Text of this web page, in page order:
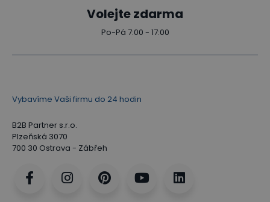
Volejte zdarma
Po-Pá 7:00 - 17:00
Vybavíme Vaši firmu do 24 hodin
B2B Partner s.r.o.
Plzeňská 3070
700 30 Ostrava - Zábřeh